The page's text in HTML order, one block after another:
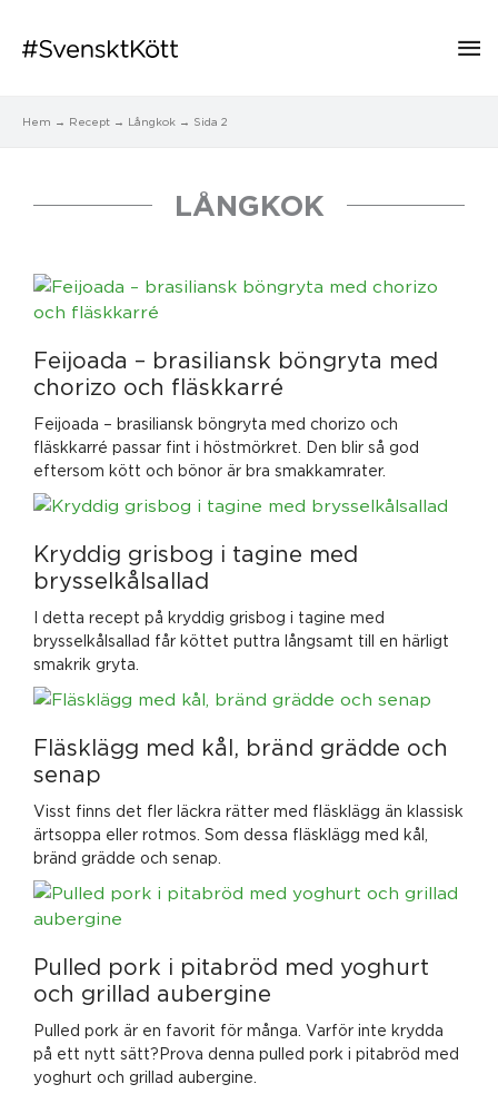
Hem Recept Långkok Sida 2
LÅNGKOK
Feijoada – brasiliansk böngryta med
chorizo och fläskkarré
Feijoada – brasiliansk böngryta med chorizo och
fläskkarré passar fint i höstmörkret. Den blir så god
eftersom kött och bönor är bra smakkamrater.
Kryddig grisbog i tagine med
brysselkålsallad
I detta recept på kryddig grisbog i tagine med
brysselkålsallad får köttet puttra långsamt till en härligt
smakrik gryta.
Fläsklägg med kål, bränd grädde och
senap
Visst finns det fler läckra rätter med fläsklägg än klassisk
ärtsoppa eller rotmos. Som dessa fläsklägg med kål,
bränd grädde och senap.
Pulled pork i pitabröd med yoghurt
och grillad aubergine
Pulled pork är en favorit för många. Varför inte krydda
på ett nytt sätt?Prova denna pulled pork i pitabröd med
yoghurt och grillad aubergine.
Sida
SidaSida
SidaSida